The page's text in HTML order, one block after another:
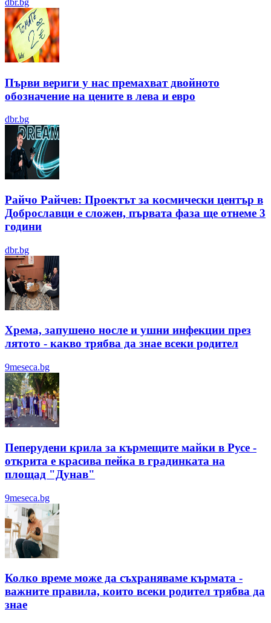
Първи вериги у нас премахват двойното
обозначение на цените в лева и евро
dbr.bg
Райчо Райчев: Проектът за космически център в
Доброславци е сложен, първата фаза ще отнеме 3
години
dbr.bg
Хрема, запушено носле и ушни инфекции през
лятотo - какво трябва да знае всеки родител
9meseca.bg
Пеперудени крила за кърмещите майки в Русе -
открита е красива пейка в градинката на
площад "Дунав"
9meseca.bg
Колко време може да съхраняваме кърмата -
важните правила, които всеки родител трябва да
знае